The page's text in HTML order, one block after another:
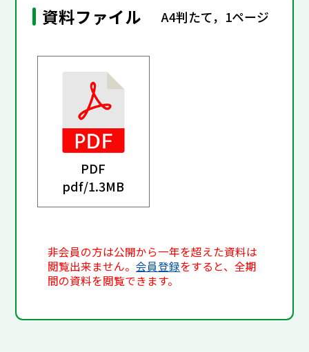
資料ファイル A4判たて，1ページ
PDF
pdf/1.3MB
非会員の方は公開から一年を超えた資料は
閲覧出来ません。会員登録をすると、全期
間の資料を閲覧できます。